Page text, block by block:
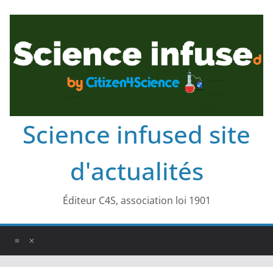
Science infused site
d'actualités
Éditeur C4S, association loi 1901